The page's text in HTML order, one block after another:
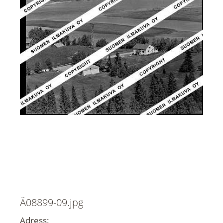
Ä08899-09.jpg
Adress: